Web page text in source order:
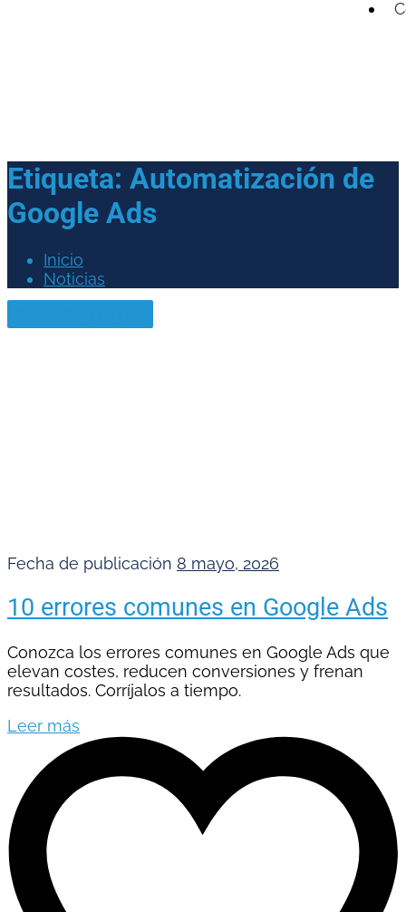
Etiqueta: Automatización de
Google Ads
Inicio
Noticias
Fecha de publicación 8 mayo, 2026
10 errores comunes en Google Ads
Conozca los errores comunes en Google Ads que
elevan costes, reducen conversiones y frenan
resultados. Corríjalos a tiempo.
Leer más